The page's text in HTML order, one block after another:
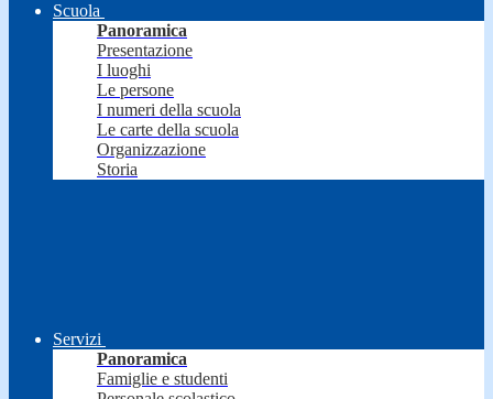
Scuola
Panoramica
Presentazione
I luoghi
Le persone
I numeri della scuola
Le carte della scuola
Organizzazione
Storia
Servizi
Panoramica
Famiglie e studenti